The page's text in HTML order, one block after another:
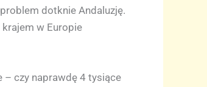
dotknie Andaluzję.
krajem w Europie
– czy naprawdę 4 tysiące